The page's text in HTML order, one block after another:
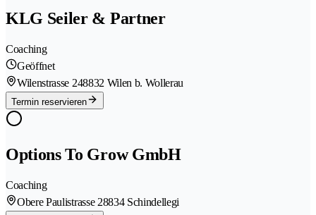
KLG Seiler & Partner
Coaching
Geöffnet
Wilenstrasse 248832 Wilen b. Wollerau
Termin reservieren
Options To Grow GmbH
Coaching
Obere Paulistrasse 28834 Schindellegi